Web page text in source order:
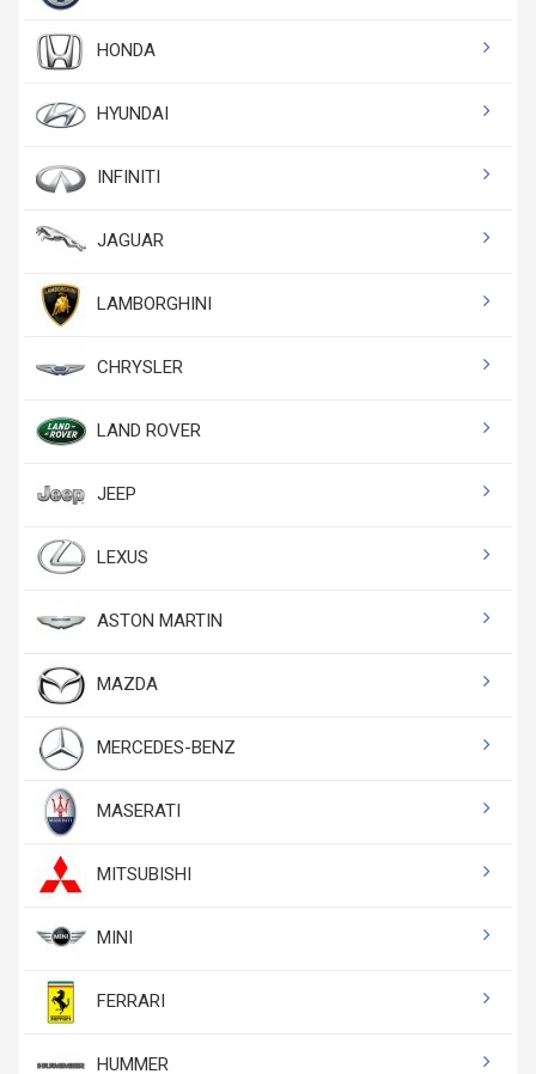
HONDA
HYUNDAI
INFINITI
JAGUAR
LAMBORGHINI
CHRYSLER
LAND ROVER
JEEP
LEXUS
ASTON MARTIN
MAZDA
MERCEDES-BENZ
MASERATI
MITSUBISHI
MINI
FERRARI
HUMMER